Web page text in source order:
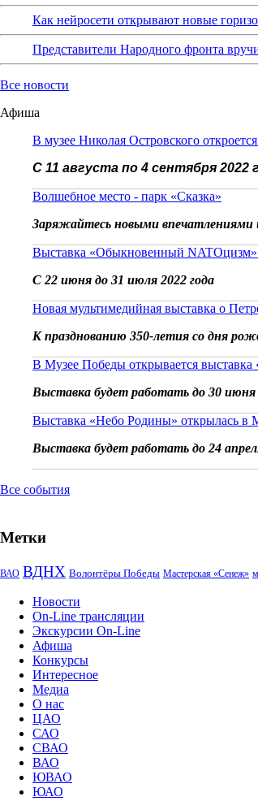
Как нейросети открывают новые
Представители Народного фронта
Все новости
Афиша
В музее Николая Островского
С 11 августа по 4 сентября 2022
Волшебное место - парк «Сказка»
Заряжайтесь новыми впечатлениями
Выставка «Обыкновенный NATOцизм»
С 22 июня до 31 июля 2022 года
Новая мультимедийная выставка о
К празднованию 350-летия со дня
В Музее Победы открывается
Выставка будет работать до 30 июня
Выставка «Небо Родины» открылась в
Выставка будет работать до 24
Все события
Метки
ВАО ВДНХ Волонтёры Победы Мастерская «Сенеж»
Новости
On-Line трансляции
Экскурсии On-Line
Афиша
Конкурсы
Интересное
Медиа
О нас
ЦАО
САО
СВАО
ВАО
ЮВАО
ЮАО